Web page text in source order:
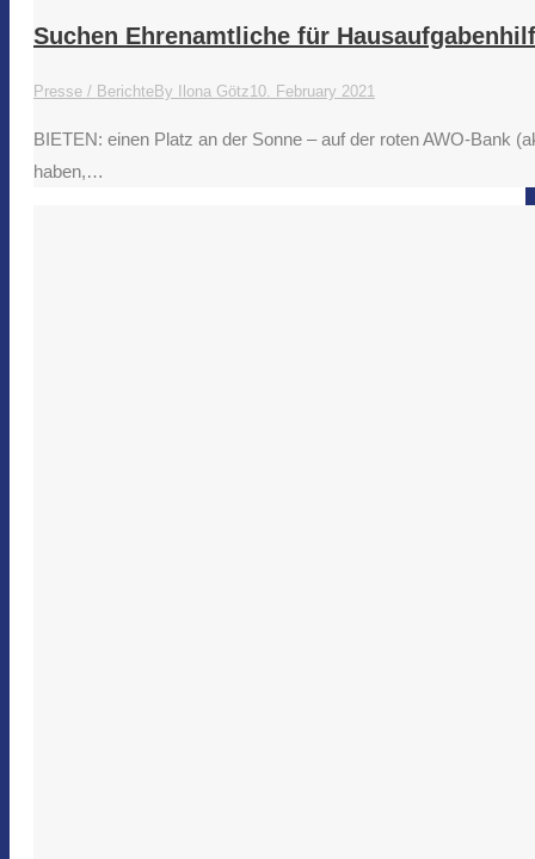
Suchen Ehrenamtliche für
Presse / BerichteBy Ilona Götz10. February 2021
BIETEN: einen Platz an der Sonne – auf der roten AWO-Bank
haben,…